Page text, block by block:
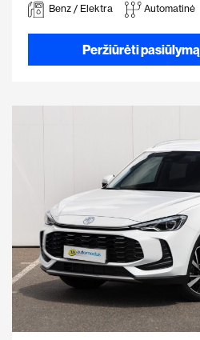
Benz / Elektra Automatinė
Peržiūrėti pasiūlymą